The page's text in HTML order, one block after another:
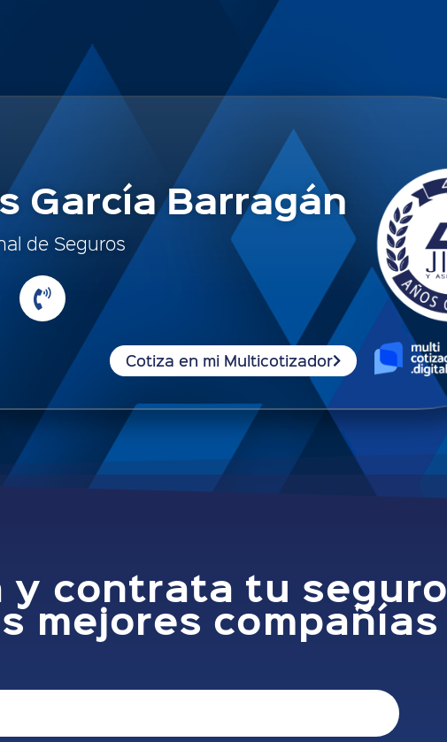
García Barragán
de Seguros
Cotiza en mi Multicotizador
y contrata tu seguro
mejores compañías